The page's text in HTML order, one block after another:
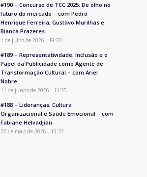
#190 – Concurso de TCC 2025: De olho no
futuro do mercado – com Pedro
Henrique Ferreira, Gustavo Murilhas e
Bianca Prazeres
1 de julho de 2026 - 18:22
#189 – Representatividade, Inclusão e o
Papel da Publicidade como Agente de
Transformação Cultural – com Ariel
Nobre
11 de junho de 2026 - 11:35
#188 – Lideranças, Cultura
Organizacional e Saúde Emocional – com
Fabiane Helvadjian
27 de maio de 2026 - 15:37